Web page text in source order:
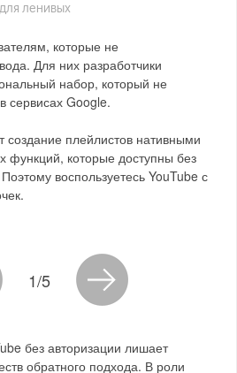
ленивых
которые не
Для них разработчики
набор, который не
сервисах Google.
создание плейлистов нативными
функций, которые доступны без
воспользуетесь YouTube с
1/5
без авторизации лишает
обратного подхода. В роли